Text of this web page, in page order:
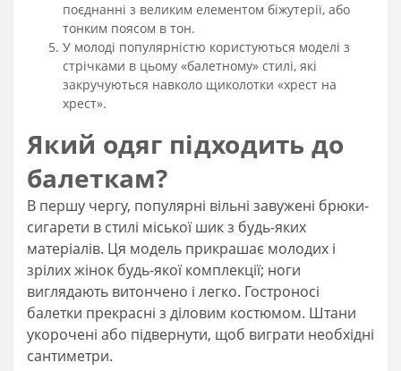
поєднанні з великим елементом біжутерії, або
тонким поясом в тон.
У молоді популярністю користуються моделі з
стрічками в цьому «балетному» стилі, які
закручуються навколо щиколотки «хрест на
хрест».
Який одяг підходить до
балеткам?
В першу чергу, популярні вільні завужені брюки-
сигарети в стилі міської шик з будь-яких
матеріалів. Ця модель прикрашає молодих і
зрілих жінок будь-якої комплекції; ноги
виглядають витончено і легко. Гостроносі
балетки прекрасні з діловим костюмом. Штани
укорочені або підвернути, щоб виграти необхідні
сантиметри.